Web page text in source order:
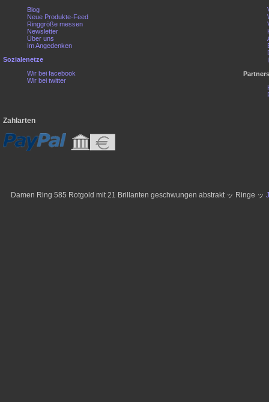
Blog
Neue Produkte-Feed
Ringgröße messen
Newsletter
Über uns
Im Angedenken
Sozialenetze
Wir bei facebook
Wir bei twitter
Zahlarten
Damen Ring 585 Rotgold mit 21 Brillanten geschwungen abstrakt ッ Ringe ッ